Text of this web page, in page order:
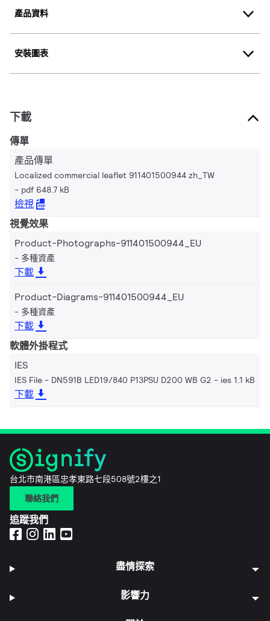
產品資料
安裝圖表
下載
傳單
產品傳單
Localized commercial leaflet 911401500944 zh_TW
pdf 648.7 kB
檢視
視覺效果
Product-Photographs-911401500944_EU
多種資產
下載
Product-Diagrams-911401500944_EU
多種資產
下載
軟體外掛程式
IES
IES File - DN591B LED19/840 P13PSU D200 WB G2 ies 1.1 kB
下載
台北市南港區忠孝東路七段508號2樓之1
聯絡我們
追蹤我們
盡情探索
影響力